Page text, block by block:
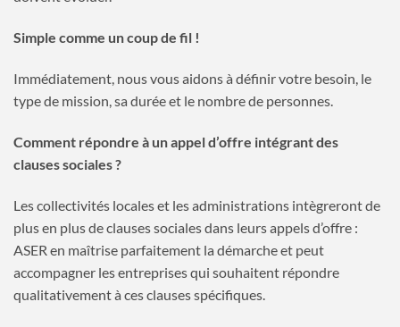
Simple comme un coup de fil !
Immédiatement, nous vous aidons à définir votre besoin, le
type de mission, sa durée et le nombre de personnes.
Comment répondre à un appel d’offre intégrant des
clauses sociales ?
Les collectivités locales et les administrations intègreront de
plus en plus de clauses sociales dans leurs appels d’offre :
ASER en maîtrise parfaitement la démarche et peut
accompagner les entreprises qui souhaitent répondre
qualitativement à ces clauses spécifiques.